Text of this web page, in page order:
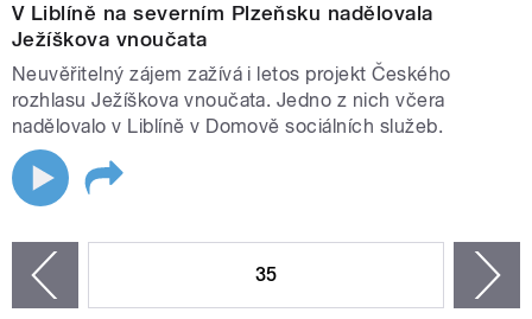
V Liblíně na severním Plzeňsku nadělovala
Ježíškova vnoučata
Neuvěřitelný zájem zažívá i letos projekt Českého
rozhlasu Ježíškova vnoučata. Jedno z nich včera
nadělovalo v Liblíně v Domově sociálních služeb.
35